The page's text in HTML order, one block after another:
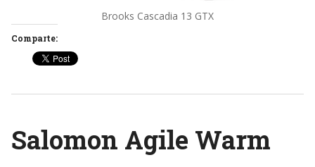
Brooks Cascadia 13 GTX
Comparte:
Salomon Agile Warm